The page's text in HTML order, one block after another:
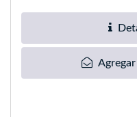
Agregar